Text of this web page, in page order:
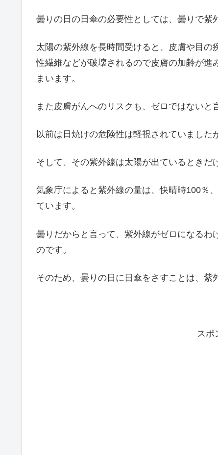
曇りの日の日傘の必要性としては、曇りで紫
太陽の紫外線を長時間受けると、皮膚や目
性繊維などが破壊されるので皮膚の加齢が進
まいます。
また皮膚がんへのリスクも、ゼロではないと
以前は日焼けの危険性は軽視されていました
そして、その紫外線は太陽が出ているときだ
気象庁によると紫外線の量は、快晴時100％
ています。
曇りだからと言って、紫外線がゼロになる
のです。
そのため、曇りの日に日傘をさすことは、紫
スポ